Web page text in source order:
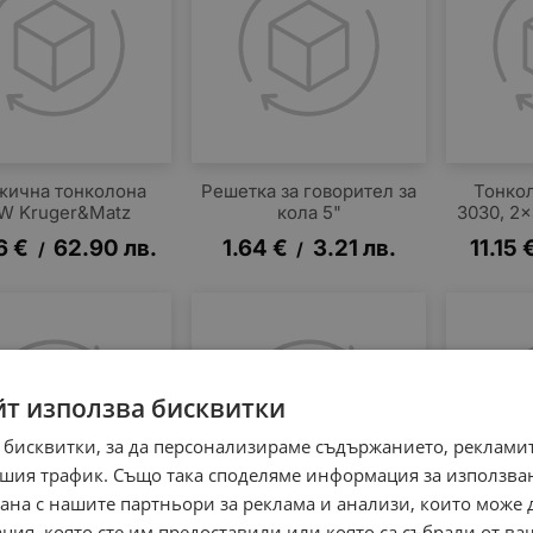
тонколона
Kruger&Matz
€ / 62.90 лв.
Решетка за говорител за
кола 5"
1.64 € / 3.21 лв.
3030,
11.15
използва бисквитки
за да персонализираме съдържанието,
трафик. Също така споделяме информация за
с нашите партньори за реклама и анализи, които може